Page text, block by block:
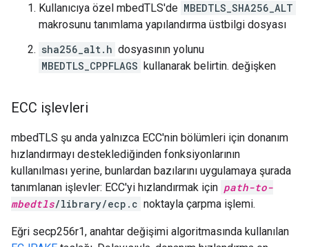
Kullanıcıya özel mbedTLS'de MBEDTLS_SHA256_ALT
makrosunu tanımlama yapılandırma üstbilgi dosyası
sha256_alt.h dosyasının yolunu
MBEDTLS_CPPFLAGS kullanarak belirtin. değişken
ECC işlevleri
mbedTLS şu anda yalnızca ECC'nin bölümleri için donanım
hızlandırmayı desteklediğinden fonksiyonlarının
kullanılması yerine, bunlardan bazılarını uygulamaya şurada
tanımlanan işlevler: ECC'yi hızlandırmak için path-to-
mbedtls/library/ecp.c noktayla çarpma işlemi.
Eğri secp256r1, anahtar değişimi algoritmasında kullanılan